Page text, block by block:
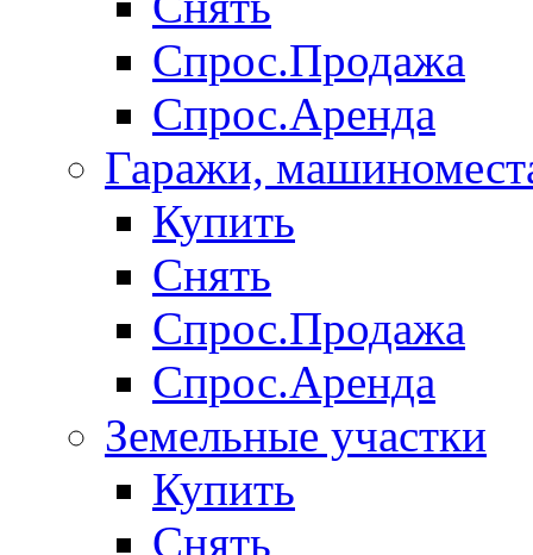
Спрос.Продажа
Спрос.Аренда
Гаражи,
Купить
Снять
Спрос.Продажа
Спрос.Аренда
Земельные участки
Купить
Снять